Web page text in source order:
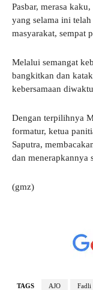
Pasbar, merasa
yang selama ini
masyarakat, sempat
Melalui semangat
bangkitkan dan
kebersamaan
Dengan terpilihnya
formatur, ketua
Saputra,
dan menerapkannya
(gmz)
TAGS AJO Fadli